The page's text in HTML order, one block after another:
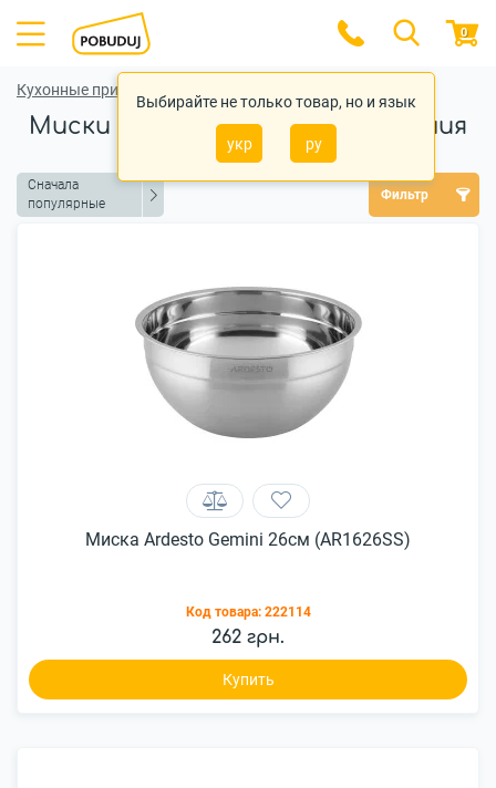
Выбирайте не только товар, но и язык
укр ру
0
Кухонные принадлежности
Миски и емкости для смешивания
Сначала
популярные
Фильтр
Миска Ardesto Gemini 26см (AR1626SS)
Код товара: 222114
262 грн.
Купить